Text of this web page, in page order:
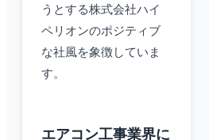
うとする株式会社ハイ
ペリオンのポジティブ
な社風を象徴していま
す。
エアコン工事業界に